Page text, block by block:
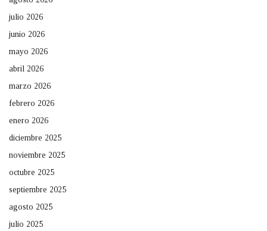
julio 2026
junio 2026
mayo 2026
abril 2026
marzo 2026
febrero 2026
enero 2026
diciembre 2025
noviembre 2025
octubre 2025
septiembre 2025
agosto 2025
julio 2025